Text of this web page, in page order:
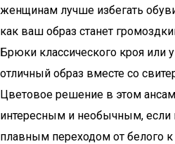
женщинам лучше избегать
как ваш образ станет
Брюки классического кроя или
отличный образ вместе со
Цветовое решение в этом
интересным и необычным, если
плавным переходом от белого